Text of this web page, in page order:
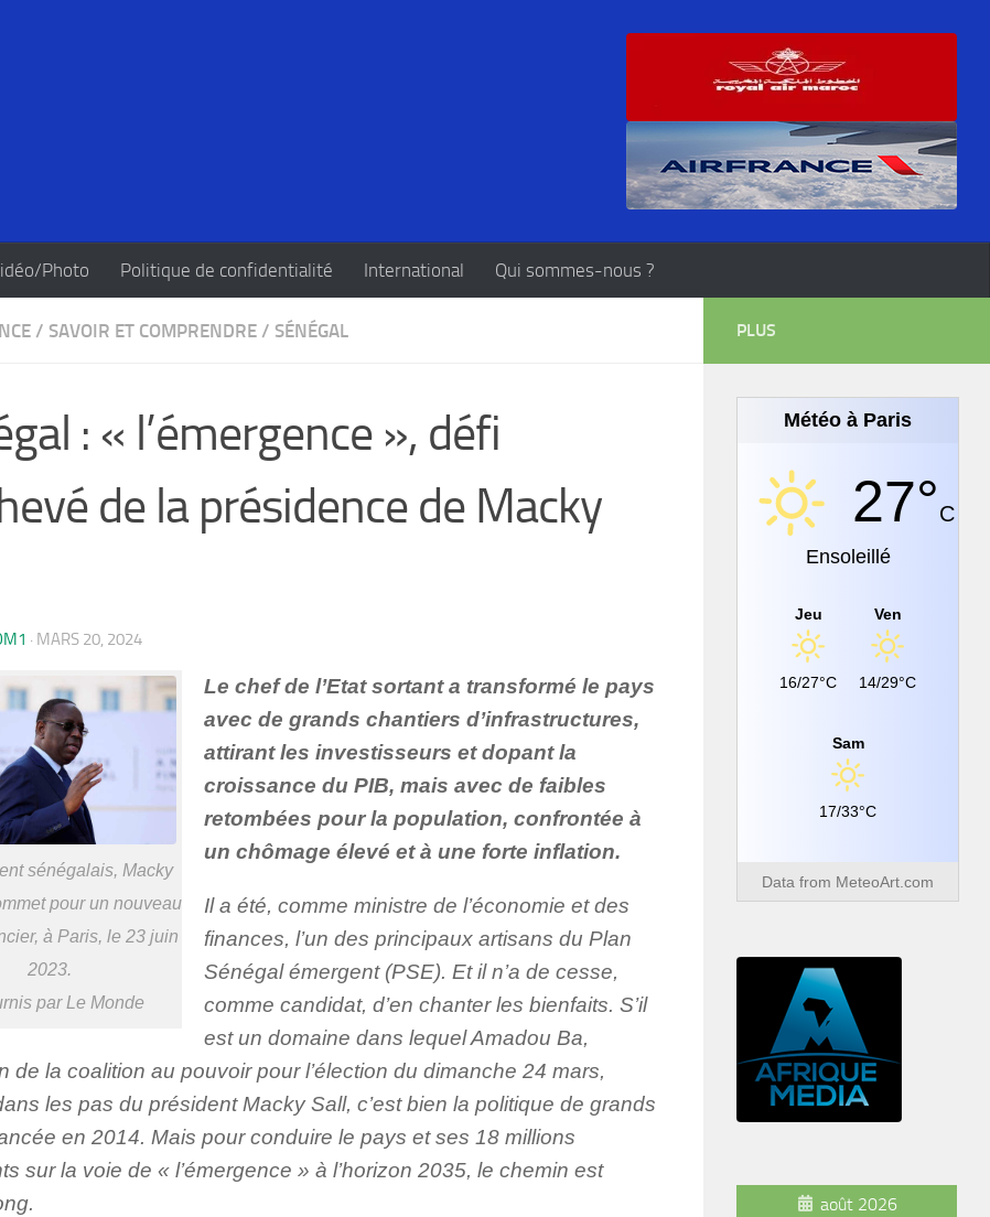
Photo Politique de confidentialité International Qui sommes-nous ?
/ SAVOIR ET COMPRENDRE / SÉNÉGAL
: « l’émergence », défi
de la présidence de Macky
· MARS 20, 2024
sénégalais, Macky
pour un nouveau
à Paris, le 23 juin
2023.
par Le Monde
Le chef de l’Etat sortant a transformé le pays
avec de grands chantiers d’infrastructures,
attirant les investisseurs et dopant la
croissance du PIB, mais avec de faibles
retombées pour la population, confrontée à
un chômage élevé et à une forte inflation.
Il a été, comme ministre de l’économie et des
finances, l’un des principaux artisans du Plan
Sénégal émergent (PSE). Et il n’a de cesse,
comme candidat, d’en chanter les bienfaits. S’il
est un domaine dans lequel Amadou Ba,
de la coalition au pouvoir pour l’élection du dimanche 24 mars,
les pas du président Macky Sall, c’est bien la politique de grands
en 2014. Mais pour conduire le pays et ses 18 millions
sur la voie de « l’émergence » à l’horizon 2035, le chemin est
PLUS
Météo à Paris
27°C
Ensoleillé
Jeu
16/27°C
Ven
14/29°C
Sam
17/33°C
Data from MeteoArt.com
août 2026